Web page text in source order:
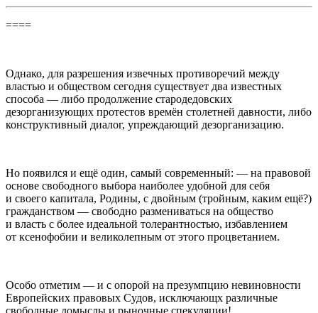
====
Однако, для разрешения извечных противоречий между
властью и обществом сегодня существует два известных
способа — либо продолжение стародедовских
дезорганизующих протестов времён столетней давности, либо
конструктивный диалог, упреждающий дезорганизацию.
Но появился и ещё один, самый современный: — на правовой
основе свободного выбора наиболее удобной для себя
и своего капитала, Родины, с двойным (тройным, каким ещё?)
гражданством — свободно размениваться на общество
и власть с более идеальной толерантностью, избавлением
от ксенофобии и великолепным от этого процветанием.
Особо отметим — и с опорой на презумпцию невиновности
Европейских правовых Судов, исключающх различные